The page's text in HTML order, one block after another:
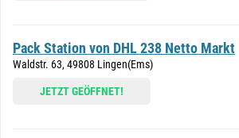
Pack Station von DHL 238 Netto Markt
Waldstr. 63, 49808 Lingen(Ems)
JETZT GEÖFFNET!